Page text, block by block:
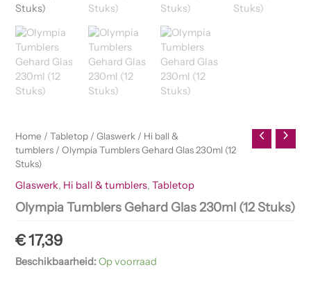
Home /Tabletop /Glaswerk / Hi ball &
tumblers / Olympia Tumblers Gehard Glas 230ml (12
Stuks)
Glaswerk, Hi ball & tumblers,Tabletop
Olympia Tumblers Gehard Glas 230ml (12 Stuks)
€17,39
Beschikbaarheid:Op voorraad
Stuks)